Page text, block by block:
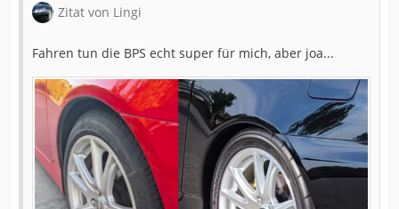
Zitat von Lingi
Fahren tun die BPS echt super für mich, aber joa...